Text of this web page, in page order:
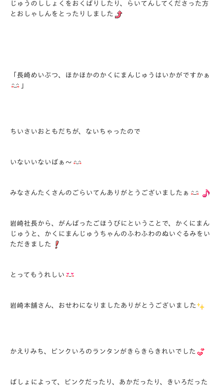
じゅうのししょくをおくばりしたり、らいてんしてくださった方
とおしゃしんをとったりしました
「長崎めいぶつ、ほかほかのかくにまんじゅうはいかがですかぁ
」
ちいさいおともだちが、ないちゃったので
いないいないばぁ～
みなさんたくさんのごらいてんありがとうございましたぁ
岩崎社長から、がんばったごほうびにということで、かくにまん
じゅうと、かくにまんじゅうちゃんのふわふわのぬいぐるみをい
ただきました
とってもうれしい
岩崎本舗さん、おせわになりましたありがとうございました
かえりみち、ピンクいろのランタンがきらきらきれいでした
ばしょによって、ピンクだったり、あかだったり、きいろだった